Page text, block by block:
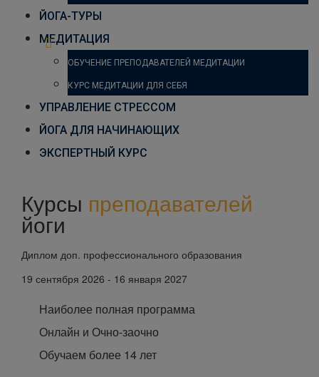
ЙОГА-ТУРЫ
МЕДИТАЦИЯ
ОБУЧЕНИЕ ПРЕПОДАВАТЕЛЕЙ МЕДИТАЦИИ
КУРС МЕДИТАЦИИ ДЛЯ СЕБЯ
УПРАВЛЕНИЕ СТРЕССОМ
ЙОГА ДЛЯ НАЧИНАЮЩИХ
ЭКСПЕРТНЫЙ КУРС
Курсы преподавателей
йоги
Диплом доп. профессионального образования
19 сентября 2026 - 16 января 2027
Наиболее полная программа
Онлайн и Очно-заочно
Обучаем более 14 лет